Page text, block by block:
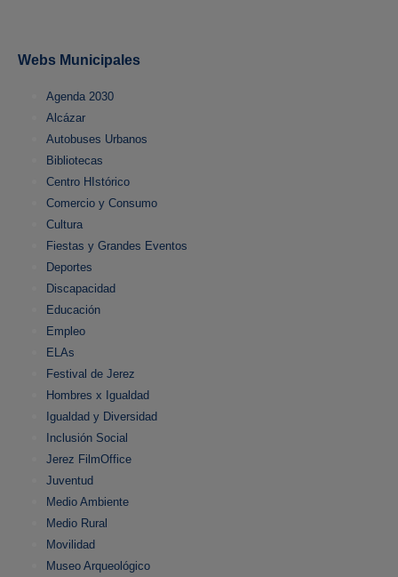
Webs Municipales
Agenda 2030
Alcázar
Autobuses Urbanos
Bibliotecas
Centro HIstórico
Comercio y Consumo
Cultura
Fiestas y Grandes Eventos
Deportes
Discapacidad
Educación
Empleo
ELAs
Festival de Jerez
Hombres x Igualdad
Igualdad y Diversidad
Inclusión Social
Jerez FilmOffice
Juventud
Medio Ambiente
Medio Rural
Movilidad
Museo Arqueológico